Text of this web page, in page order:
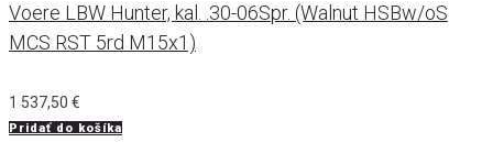
Voere LBW Hunter, kal. .30-06Spr. (Walnut HSBw/oS
MCS RST 5rd M15x1)
1 537,50 €
Pridať do košíka